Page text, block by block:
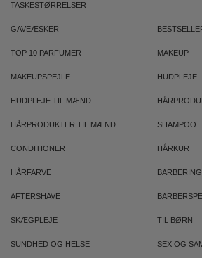
TASKESTØRRELSER
GAVEÆSKER
TOP 10 PARFUMER MAKEUP
MAKEUPSPEJLE HUDPLEJE
HUDPLEJE TIL MÆND
HÅRPRODUKTER TIL MÆND SHAMPOO
CONDITIONER HÅRKUR
HÅRFARVE
AFTERSHAVE
SKÆGPLEJE TIL BØRN
SUNDHED OG HELSE SEX OG